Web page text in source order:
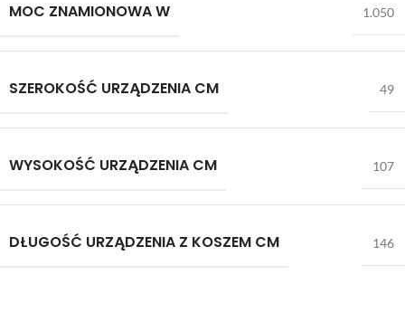
MOC ZNAMIONOWA W 1.050
SZEROKOŚĆ URZĄDZENIA CM 49
WYSOKOŚĆ URZĄDZENIA CM 107
DŁUGOŚĆ URZĄDZENIA Z KOSZEM CM 146